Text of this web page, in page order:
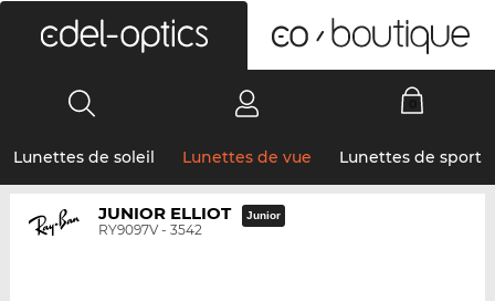
Lunettes de soleil Lunettes de vue Lunettes de sport
JUNIOR ELLIOT
RY9097V - 3542
Junior